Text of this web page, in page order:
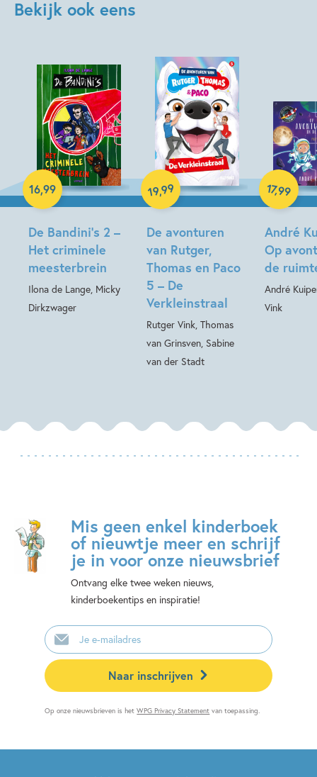
Bekijk ook eens
De Bandini’s 2 –
Het criminele
meesterbrein
Ilona de Lange, Micky
Dirkzwager
16,99
Hardcover
De avonturen
van Rutger,
Thomas en Paco
5 – De
Verkleinstraal
Rutger Vink, Thomas
van Grinsven, Sabine
van der Stadt
19,99
Hardcover
André
Op
de
André
Vink
17,99
Hardcover
Mis geen enkel kinderboek
of nieuwtje meer en schrijf
je in voor onze nieuwsbrief
Ontvang elke twee weken nieuws,
kinderboekentips en inspiratie!
E-
mailadres
Naar inschrijven
Op onze nieuwsbrieven is hetWPG Privacy Statement van toepassing.